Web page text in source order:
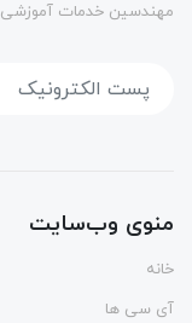
مهندسین خدمات آموزشی
منوی وب‌سایت
خانه
آی سی ها